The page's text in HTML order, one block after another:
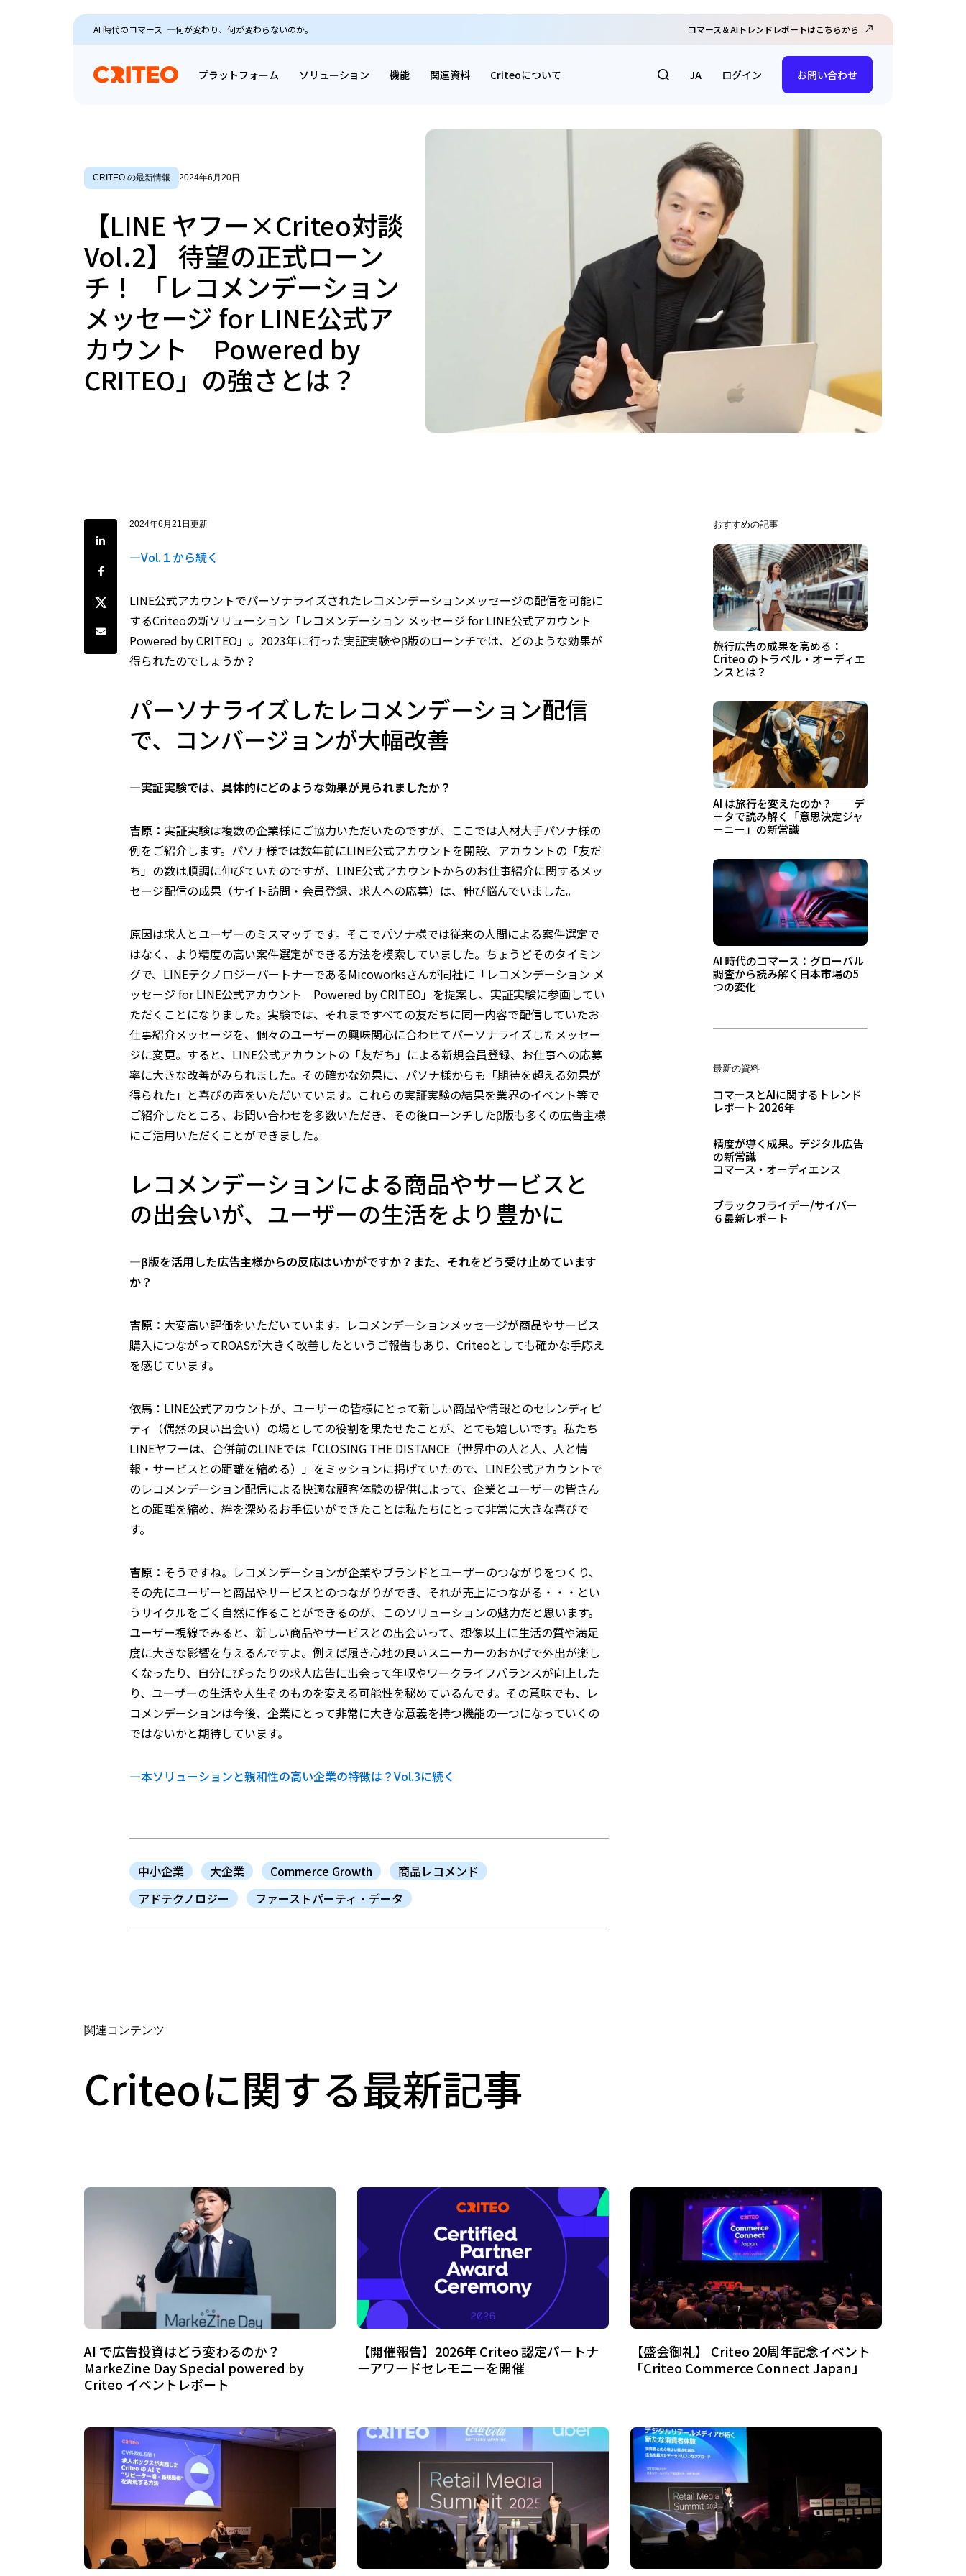
AI 時代のコマース ―何が変わり、何が変わらないのか。 コマース＆AIトレンドレポートはこちらから
プラットフォーム ソリューション 機能 関連資料 Criteoについて JA ログイン お問い合わせ
CRITEO の最新情報 2024年6月20日
【LINE ヤフー×Criteo対談
Vol.2】 待望の正式ローン
チ！ 「レコメンデーション
メッセージ for LINE公式ア
カウント Powered by
CRITEO」の強さとは？
LinkedInで共有
Facebookでシェア
Twitterでシェア
Share by e-mail
2024年6月21日更新
―Vol.１から続く
LINE公式アカウントでパーソナライズされたレコメンデーションメッセージの配信を可能に
するCriteoの新ソリューション「レコメンデーション メッセージ for LINE公式アカウント
Powered by CRITEO」。2023年に行った実証実験やβ版のローンチでは、どのような効果が
得られたのでしょうか？
パーソナライズしたレコメンデーション配信
で、コンバージョンが大幅改善
―実証実験では、具体的にどのような効果が見られましたか？
吉原： 実証実験は複数の企業様にご協力いただいたのですが、ここでは人材大手パソナ様の
例をご紹介します。パソナ様では数年前にLINE公式アカウントを開設、アカウントの「友だ
ち」の数は順調に伸びていたのですが、LINE公式アカウントからのお仕事紹介に関するメッ
セージ配信の成果（サイト訪問・会員登録、求人への応募）は、伸び悩んでいました。
原因は求人とユーザーのミスマッチです。そこでパソナ様では従来の人間による案件選定で
はなく、より精度の高い案件選定ができる方法を模索していました。ちょうどそのタイミン
グで、LINEテクノロジーパートナーであるMicoworksさんが同社に「レコメンデーション メ
ッセージ for LINE公式アカウント Powered by CRITEO」を提案し、実証実験に参画してい
ただくことになりました。実験では、それまですべての友だちに同一内容で配信していたお
仕事紹介メッセージを、個々のユーザーの興味関心に合わせてパーソナライズしたメッセー
ジに変更。すると、LINE公式アカウントの「友だち」による新規会員登録、お仕事への応募
率に大きな改善がみられました。その確かな効果に、パソナ様からも「期待を超える効果が
得られた」と喜びの声をいただいています。これらの実証実験の結果を業界のイベント等で
ご紹介したところ、お問い合わせを多数いただき、その後ローンチしたβ版も多くの広告主様
にご活用いただくことができました。
レコメンデーションによる商品やサービスと
の出会いが、ユーザーの生活をより豊かに
―β版を活用した広告主様からの反応はいかがですか？また、それをどう受け止めています
か？
吉原： 大変高い評価をいただいています。レコメンデーションメッセージが商品やサービス
購入につながってROASが大きく改善したというご報告もあり、Criteoとしても確かな手応え
を感じています。
依馬：LINE公式アカウントが、ユーザーの皆様にとって新しい商品や情報とのセレンディピ
ティ（偶然の良い出会い）の場としての役割を果たせたことが、とても嬉しいです。私たち
LINEヤフーは、合併前のLINEでは「CLOSING THE DISTANCE（世界中の人と人、人と情
報・サービスとの距離を縮める）」をミッションに掲げていたので、LINE公式アカウントで
のレコメンデーション配信による快適な顧客体験の提供によって、企業とユーザーの皆さん
との距離を縮め、絆を深めるお手伝いができたことは私たちにとって非常に大きな喜びで
す。
吉原： そうですね。レコメンデーションが企業やブランドとユーザーのつながりをつくり、
その先にユーザーと商品やサービスとのつながりができ、それが売上につながる・・・とい
うサイクルをごく自然に作ることができるのが、このソリューションの魅力だと思います。
ユーザー視線でみると、新しい商品やサービスとの出会いって、想像以上に生活の質や満足
度に大きな影響を与えるんですよ。例えば履き心地の良いスニーカーのおかげで外出が楽し
くなったり、自分にぴったりの求人広告に出会って年収やワークライフバランスが向上した
り、ユーザーの生活や人生そのものを変える可能性を秘めているんです。その意味でも、レ
コメンデーションは今後、企業にとって非常に大きな意義を持つ機能の一つになっていくの
ではないかと期待しています。
―本ソリューションと親和性の高い企業の特徴は？Vol.3に続く
中小企業 大企業 Commerce Growth
商品レコメンド
アドテクノロジー
ファーストパーティ・データ
おすすめの記事
旅行広告の成果を高める：
Criteo のトラベル・オーディエ
ンスとは？
AI は旅行を変えたのか？──デ
ータで読み解く「意思決定ジャ
ーニー」の新常識
AI 時代のコマース：グローバル
調査から読み解く日本市場の5
つの変化
最新の資料
コマースとAIに関するトレンド
レポート 2026年
精度が導く成果。デジタル広告
の新常識
コマース・オーディエンス
ブラックフライデー/サイバー
６最新レポート
関連コンテンツ
Criteoに関する最新記事
AI で広告投資はどう変わるのか？
MarkeZine Day Special powered by
Criteo イベントレポート
【開催報告】2026年 Criteo 認定パートナ
ーアワードセレモニーを開催
【盛会御礼】 Criteo 20周年記念イベント
「Criteo Commerce Connect Japan」